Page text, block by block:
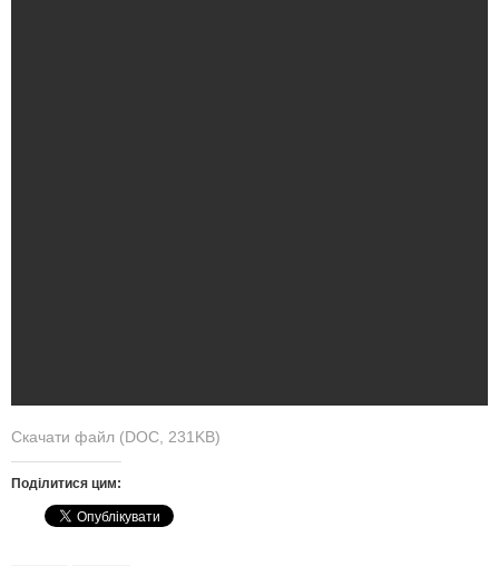
Скачати файл (DOC, 231KB)
Поділитися цим: